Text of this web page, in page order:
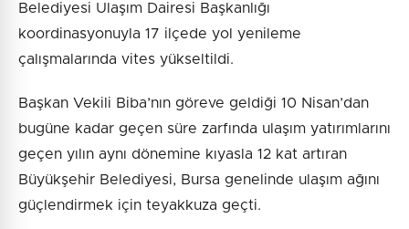
Belediyesi Ulaşım Dairesi Başkanlığı
koordinasyonuyla 17 ilçede yol yenileme
çalışmalarında vites yükseltildi.
Başkan Vekili Biba’nın göreve geldiği 10 Nisan’dan
bugüne kadar geçen süre zarfında ulaşım yatırımlarını
geçen yılın aynı dönemine kıyasla 12 kat artıran
Büyükşehir Belediyesi, Bursa genelinde ulaşım ağını
güçlendirmek için teyakkuza geçti.